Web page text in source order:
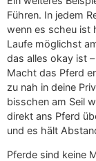
Führen. In jedem
wenn es scheu ist
Laufe möglichst
das alles okay ist
Macht das Pferd
zu nah in deine
bisschen am Seil
direkt ans Pferd
und es hält
Pferde sind keine